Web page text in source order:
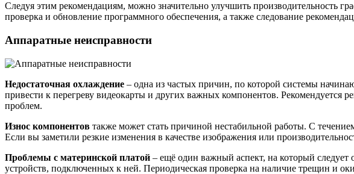
Следуя этим рекомендациям, можно значительно улучшить производительность
проверка и обновление программного обеспечения, а также следование
Аппаратные неисправности
Недостаточная охлаждение – одна из частых причин, по которой системы
привести к перегреву видеокарты и других важных компонентов. Рекомендуется
проблем.
Износ компонентов также может стать причиной нестабильной работы. С
Если вы заметили резкие изменения в качестве изображения или
Проблемы с материнской платой – ещё один важный аспект, на который следует
устройств, подключенных к ней. Периодическая проверка на наличие трещин и